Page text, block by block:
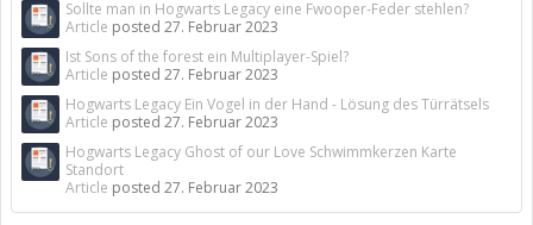
Sollte man in Hogwarts Legacy eine Fwooper-Feder stehlen?
Article posted 27. Februar 2023
Ist Sons of the forest ein Multiplayer-Spiel?
Article posted 27. Februar 2023
Hogwarts Legacy Ein Vogel in der Hand - Lösung des Türrätsels
Article posted 27. Februar 2023
Hogwarts Legacy Ghost of our Love Schwimmkerzen Karte
Standort
Article posted 27. Februar 2023